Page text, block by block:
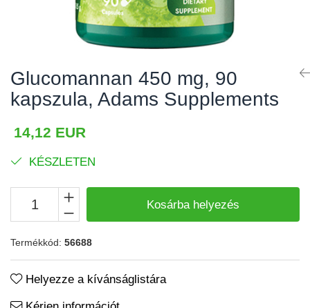
Kiegészítők
Shakerek
Flakonok
Fehérjeszeletek
Egyéb rudak
Izomgörcsök
Izomrendszer
Keringési rendszer
Koleszterin
Könnyű emésztés
Memória
Migrén
Máj- és epe
Májvédő
Méregtelenítés
Okulárok
Glucomannan 450 mg, 90
kapszula, Adams Supplements
14,12 EUR
KÉSZLETEN
Kosárba helyezés
Termékkód: 56688
Helyezze a kívánságlistára